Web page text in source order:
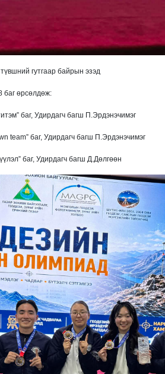
түвшний гутгаар байрын эзэд
баг өрсөлдөж:
баг, Удирдагч багш П.Эрдэнэчимэг
баг, Удирдагч багш П.Эрдэнэчимэг
баг, Удирдагч багш Д.Дөлгөөн